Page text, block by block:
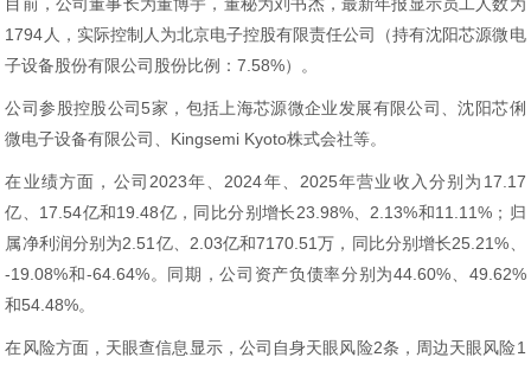
1794人，实际控制人为北京电子控股有限责任公司（持有沈阳芯源微电
子设备股份有限公司股份比例：7.58%）。
公司参股控股公司5家，包括上海芯源微企业发展有限公司、沈阳芯俐
微电子设备有限公司、Kingsemi Kyoto株式会社等。
在业绩方面，公司2023年、2024年、2025年营业收入分别为17.17
亿、17.54亿和19.48亿，同比分别增长23.98%、2.13%和11.11%；归
属净利润分别为2.51亿、2.03亿和7170.51万，同比分别增长25.21%、
-19.08%和-64.64%。同期，公司资产负债率分别为44.60%、49.62%
和54.48%。
在风险方面，天眼查信息显示，公司自身天眼风险2条，周边天眼风险1